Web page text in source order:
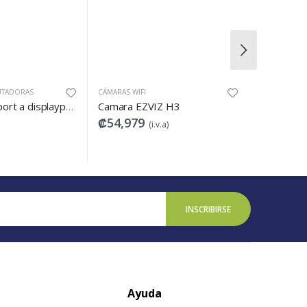
WIFI
EZVIZ H3
₡17,002
INSCRIBIRSE
Ayuda